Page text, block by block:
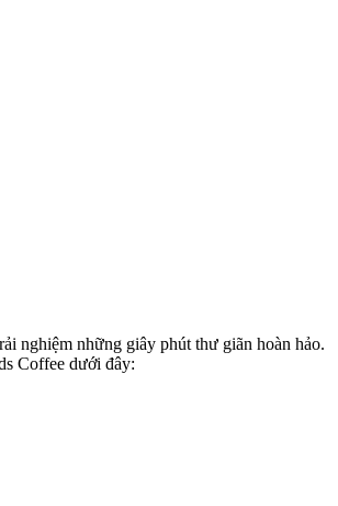
nghiệm những giây phút thư giãn hoàn hảo.
Coffee dưới đây: